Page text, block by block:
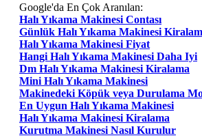
Google'da En Çok Aranılan:
Halı Yıkama Makinesi Contası
Günlük Halı Yıkama Makinesi
Halı Yıkama Makinesi Fiyat
Hangi Halı Yıkama Makinesi Daha Iyi
Dm Halı Yıkama Makinesi Kiralama
Mini Halı Yıkama Makinesi
Makinedeki Köpük veya Durulama
En Uygun Halı Yıkama Makinesi
Halı Yıkama Makinesi Kiralama
Kurutma Makinesi Nasıl Kurulur